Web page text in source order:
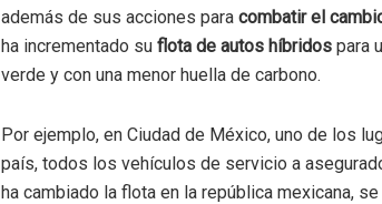
además de sus acciones para combatir el
ha incrementado su flota de autos híbridos para
verde y con una menor huella de carbono.
Por ejemplo, en Ciudad de México, uno de los
país, todos los vehículos de servicio a
ha cambiado la flota en la república mexicana,